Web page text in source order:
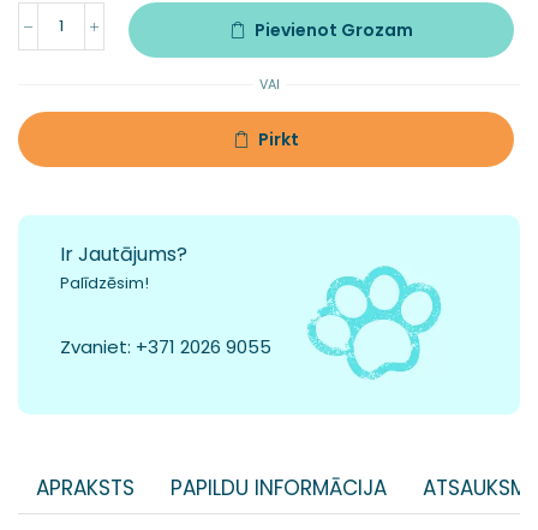
Pievienot Grozam
VAI
Pirkt
Ir Jautājums?
Palīdzēsim!
Zvaniet: +371 2026 9055
APRAKSTS PAPILDU INFORMĀCIJA